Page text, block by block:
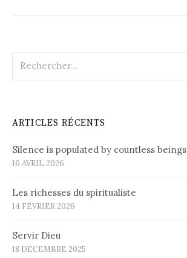
ARTICLES RÉCENTS
Silence is populated by countless beings
16 AVRIL 2026
Les richesses du spiritualiste
14 FÉVRIER 2026
Servir Dieu
18 DÉCEMBRE 2025